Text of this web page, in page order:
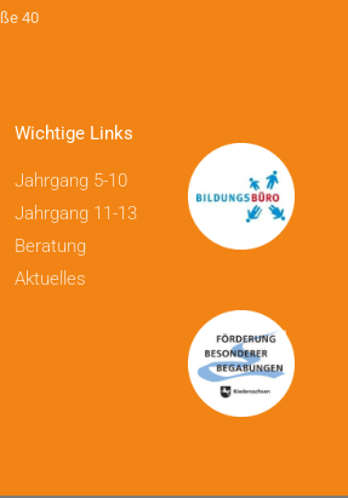
40
Wichtige Links
Jahrgang 5-10
Jahrgang 11-13
Beratung
Aktuelles